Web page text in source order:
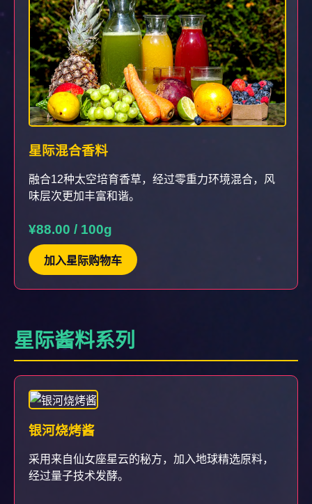
星际混合香料
融合12种太空培育香草，经过零重力环境混合，风
味层次更加丰富和谐。
¥88.00 / 100g
加入星际购物车
星际酱料系列
银河烧烤酱
采用来自仙女座星云的秘方，加入地球精选原料，
经过量子技术发酵。